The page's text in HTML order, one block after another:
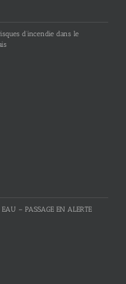
d’incendie dans le
– PASSAGE EN ALERTE